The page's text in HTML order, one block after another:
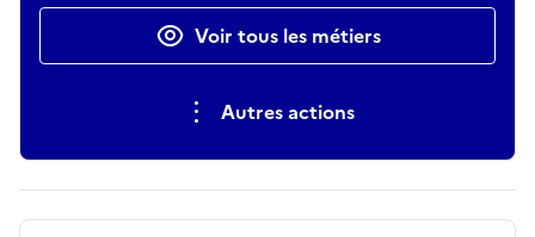
Actions rapidesVoir tous les métiers
Autres actions